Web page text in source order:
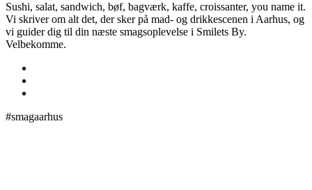
Sushi, salat, sandwich, bøf, bagværk, kaffe, croissanter, you name it.
Vi skriver om alt det, der sker på mad- og drikkescenen i Aarhus, og
vi guider dig til din næste smagsoplevelse i Smilets By.
Velbekomme.
#smagaarhus